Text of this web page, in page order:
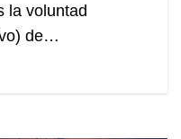
la voluntad
de…